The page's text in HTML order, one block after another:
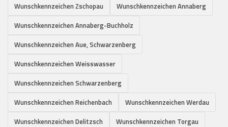
Wunschkennzeichen Zschopau
Wunschkennzeichen Annaberg
Wunschkennzeichen Annaberg-Buchholz
Wunschkennzeichen Aue, Schwarzenberg
Wunschkennzeichen Weisswasser
Wunschkennzeichen Schwarzenberg
Wunschkennzeichen Reichenbach
Wunschkennzeichen Werdau
Wunschkennzeichen Delitzsch
Wunschkennzeichen Torgau